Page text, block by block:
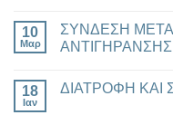
ΑΠΩΛΕΙΑ
ΛΙΠΟΥΣ
σχόλια
στο
ΝΕΕΣ
AMERICAN
10
Μαρ
ΣΥΝΔΕΣΗ
ΑΝΤΙΓΗΡΑΝΣΗΣ
σχόλια
18
Ιαν
ΔΙΑΤΡΟΦΗ ΚΑΙ